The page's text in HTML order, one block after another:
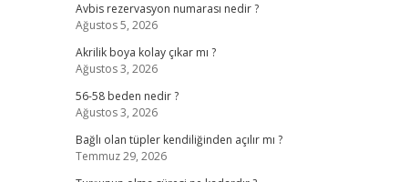
Avbis rezervasyon numarası nedir ?
Ağustos 5, 2026
Akrilik boya kolay çıkar mı ?
Ağustos 3, 2026
56-58 beden nedir ?
Ağustos 3, 2026
Bağlı olan tüpler kendiliğinden açılır mı ?
Temmuz 29, 2026